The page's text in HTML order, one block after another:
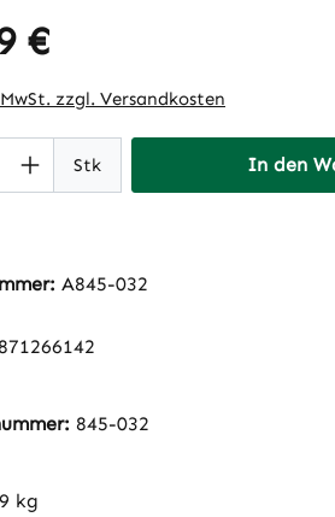
€
zzgl. Versandkosten
Anzahl: Gib den
Stk In den
A845-032
845-032
kg